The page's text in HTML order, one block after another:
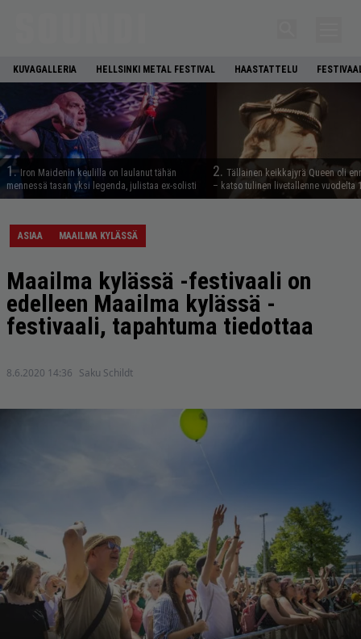
KUVAGALLERIA HELLSINKI METAL FESTIVAL HAASTATTELU
1. Iron Maidenin keulilla on laulanut tähän
mennessä tasan yksi legenda, julistaa ex-solisti
2. Tällainen keikkajyrä Queen oli
– katso tulinen livetallenne vuodelta
ASIAA MAAILMA KYLÄSSÄ
Maailma kylässä -festivaali on
edelleen Maailma kylässä -
festivaali, tapahtuma tiedottaa
8.6.2020 14:36 Saku Schildt